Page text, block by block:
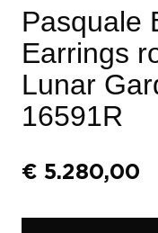
Pasquale
Earrings
Lunar
16591R
€ 5.280,00